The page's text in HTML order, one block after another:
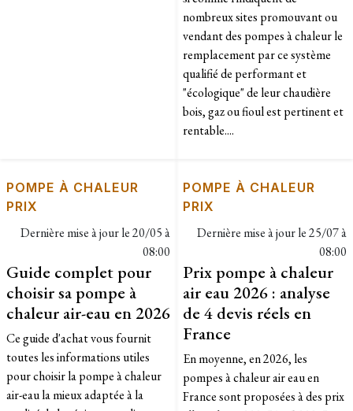
nombreux sites promouvant ou
vendant des pompes à chaleur le
remplacement par ce système
qualifié de performant et
"écologique" de leur chaudière
bois, gaz ou fioul est pertinent et
rentable....
POMPE À CHALEUR
PRIX
Dernière mise à jour le20/05 à
08:00
Guide complet pour
choisir sa pompe à
chaleur air-eau en 2026
Ce guide d'achat vous fournit
toutes les informations utiles
pour choisir la pompe à chaleur
air-eau la mieux adaptée à la
POMPE À CHALEUR
PRIX
Dernière mise à jour le25/07 à
08:00
Prix pompe à chaleur
air eau 2026 : analyse
de 4 devis réels en
France
En moyenne, en 2026, les
pompes à chaleur air eau en
France sont proposées à des prix